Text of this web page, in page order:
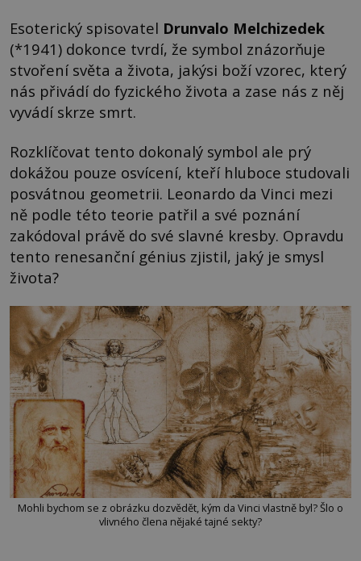
Esoterický spisovatel Drunvalo Melchizedek
(*1941) dokonce tvrdí, že symbol znázorňuje
stvoření světa a života, jakýsi boží vzorec, který
nás přivádí do fyzického života a zase nás z něj
vyvádí skrze smrt.
Rozklíčovat tento dokonalý symbol ale prý
dokážou pouze osvícení, kteří hluboce studovali
posvátnou geometrii. Leonardo da Vinci mezi
ně podle této teorie patřil a své poznání
zakódoval právě do své slavné kresby. Opravdu
tento renesanční génius zjistil, jaký je smysl
života?
Mohli bychom se z obrázku dozvědět, kým da Vinci vlastně byl? Šlo o
vlivného člena nějaké tajné sekty?